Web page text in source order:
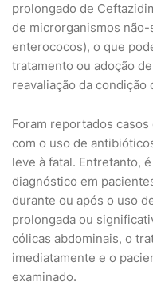
prolongado de
de microrganismos
enterococos), o que
tratamento ou adoção
reavaliação da
Foram reportados
com o uso de
leve à fatal. Entretanto,
diagnóstico em
durante ou após o uso
prolongada ou
cólicas abdominais, o
imediatamente e o
examinado.